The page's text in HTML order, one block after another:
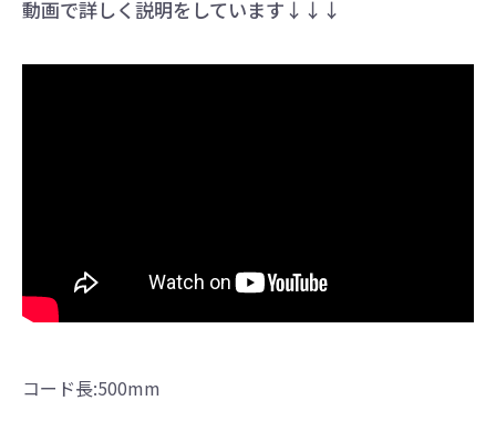
動画で詳しく説明をしています↓↓↓
コード長:500mm